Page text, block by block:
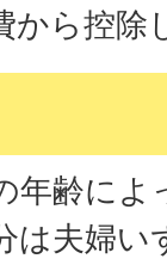
から控除
年齢によ
は夫婦い